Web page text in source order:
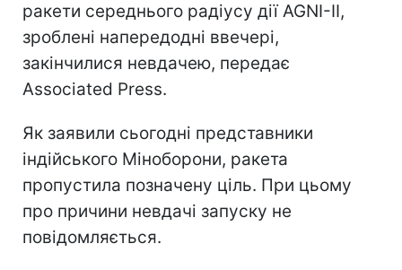
ракети середнього радіусу дії AGNI-II,
зроблені напередодні ввечері,
закінчилися невдачею, передає
Associated Press.
Як заявили сьогодні представники
індійського Міноборони, ракета
пропустила позначену ціль. При цьому
про причини невдачі запуску не
повідомляється.